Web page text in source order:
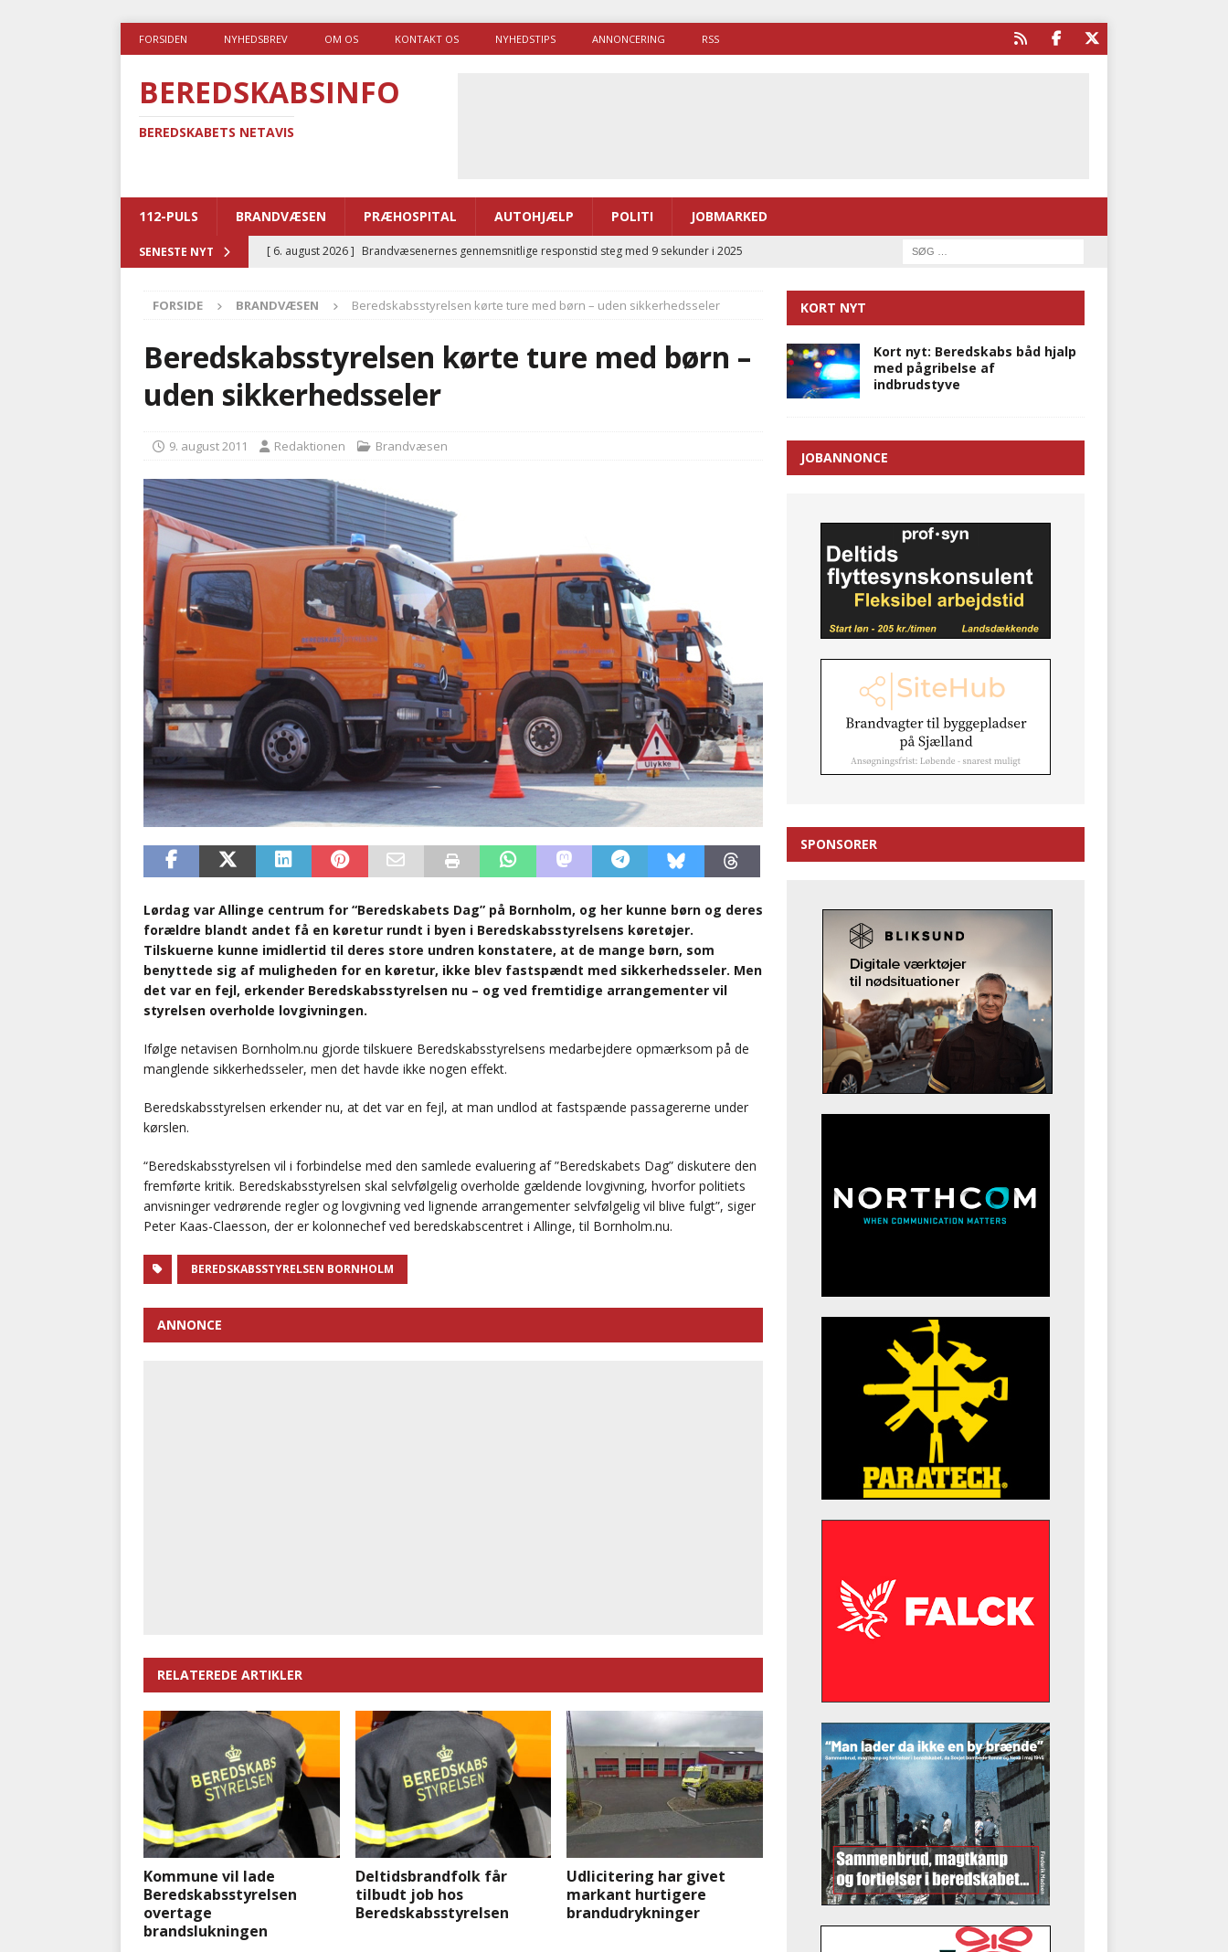
FORSIDEN NYHEDSBREV OM OS KONTAKT OS NYHEDSTIPS ANNONCERING RSS
BEREDSKABSINFO
BEREDSKABETS NETAVIS
112-PULS BRANDVÆSEN PRÆHOSPITAL AUTOHJÆLP POLITI JOBMARKED
SENESTE NYT [ 6. august 2026 ] Brandvæsenernes gennemsnitlige responstid steg med 9 sekunder i 2025
[ 5. august 2026 ] Advarer: Udløb af sygetransporttilladelser kan sende 400.000 kørsler over
i det offentlige
PRÆHOSPITAL
[ 5. august 2026 ]
[ 4. august 2026 ] Brandvæsenerne brugte lidt længere tid på at komme af sted i 2025
nødsporet
AUTOHJÆLP
FORSIDE BRANDVÆSEN Beredskabsstyrelsen kørte ture med børn – uden sikkerhedsseler
Beredskabsstyrelsen kørte ture med børn –
uden sikkerhedsseler
9. august 2011 Redaktionen Brandvæsen
Lørdag var Allinge centrum for “Beredskabets Dag” på Bornholm, og her kunne børn og deres
forældre blandt andet få en køretur rundt i byen i Beredskabsstyrelsens køretøjer.
Tilskuerne kunne imidlertid til deres store undren konstatere, at de mange børn, som
benyttede sig af muligheden for en køretur, ikke blev fastspændt med sikkerhedsseler. Men
det var en fejl, erkender Beredskabsstyrelsen nu – og ved fremtidige arrangementer vil
styrelsen overholde lovgivningen.
Ifølge netavisen Bornholm.nu gjorde tilskuere Beredskabsstyrelsens medarbejdere opmærksom på de
manglende sikkerhedsseler, men det havde ikke nogen effekt.
Beredskabsstyrelsen erkender nu, at det var en fejl, at man undlod at fastspænde passagererne under
kørslen.
“Beredskabsstyrelsen vil i forbindelse med den samlede evaluering af ”Beredskabets Dag” diskutere den
fremførte kritik. Beredskabsstyrelsen skal selvfølgelig overholde gældende lovgivning, hvorfor politiets
anvisninger vedrørende regler og lovgivning ved lignende arrangementer selvfølgelig vil blive fulgt”, siger
Peter Kaas-Claesson, der er kolonnechef ved beredskabscentret i Allinge, til Bornholm.nu.
BEREDSKABSSTYRELSEN BORNHOLM
ANNONCE
RELATEREDE ARTIKLER
Kommune vil lade
Beredskabsstyrelsen
overtage
brandslukningen
Deltidsbrandfolk får
tilbudt job hos
Beredskabsstyrelsen
Udlicitering har givet
markant hurtigere
brandudrykninger
KORT NYT
Kort nyt: Beredskabs båd hjalp
med pågribelse af
indbrudstyve
JOBANNONCE
SPONSORER